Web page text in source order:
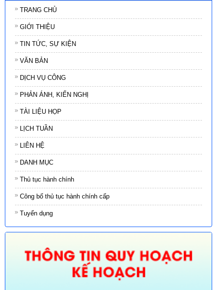
TRANG CHỦ
GIỚI THIỆU
TIN TỨC, SỰ KIỆN
VĂN BẢN
DỊCH VỤ CÔNG
PHẢN ÁNH, KIẾN NGHỊ
TÀI LIỆU HỌP
LỊCH TUẦN
LIÊN HỆ
DANH MỤC
Thủ tục hành chính
Công bố thủ tục hành chính cấp
Tuyển dụng